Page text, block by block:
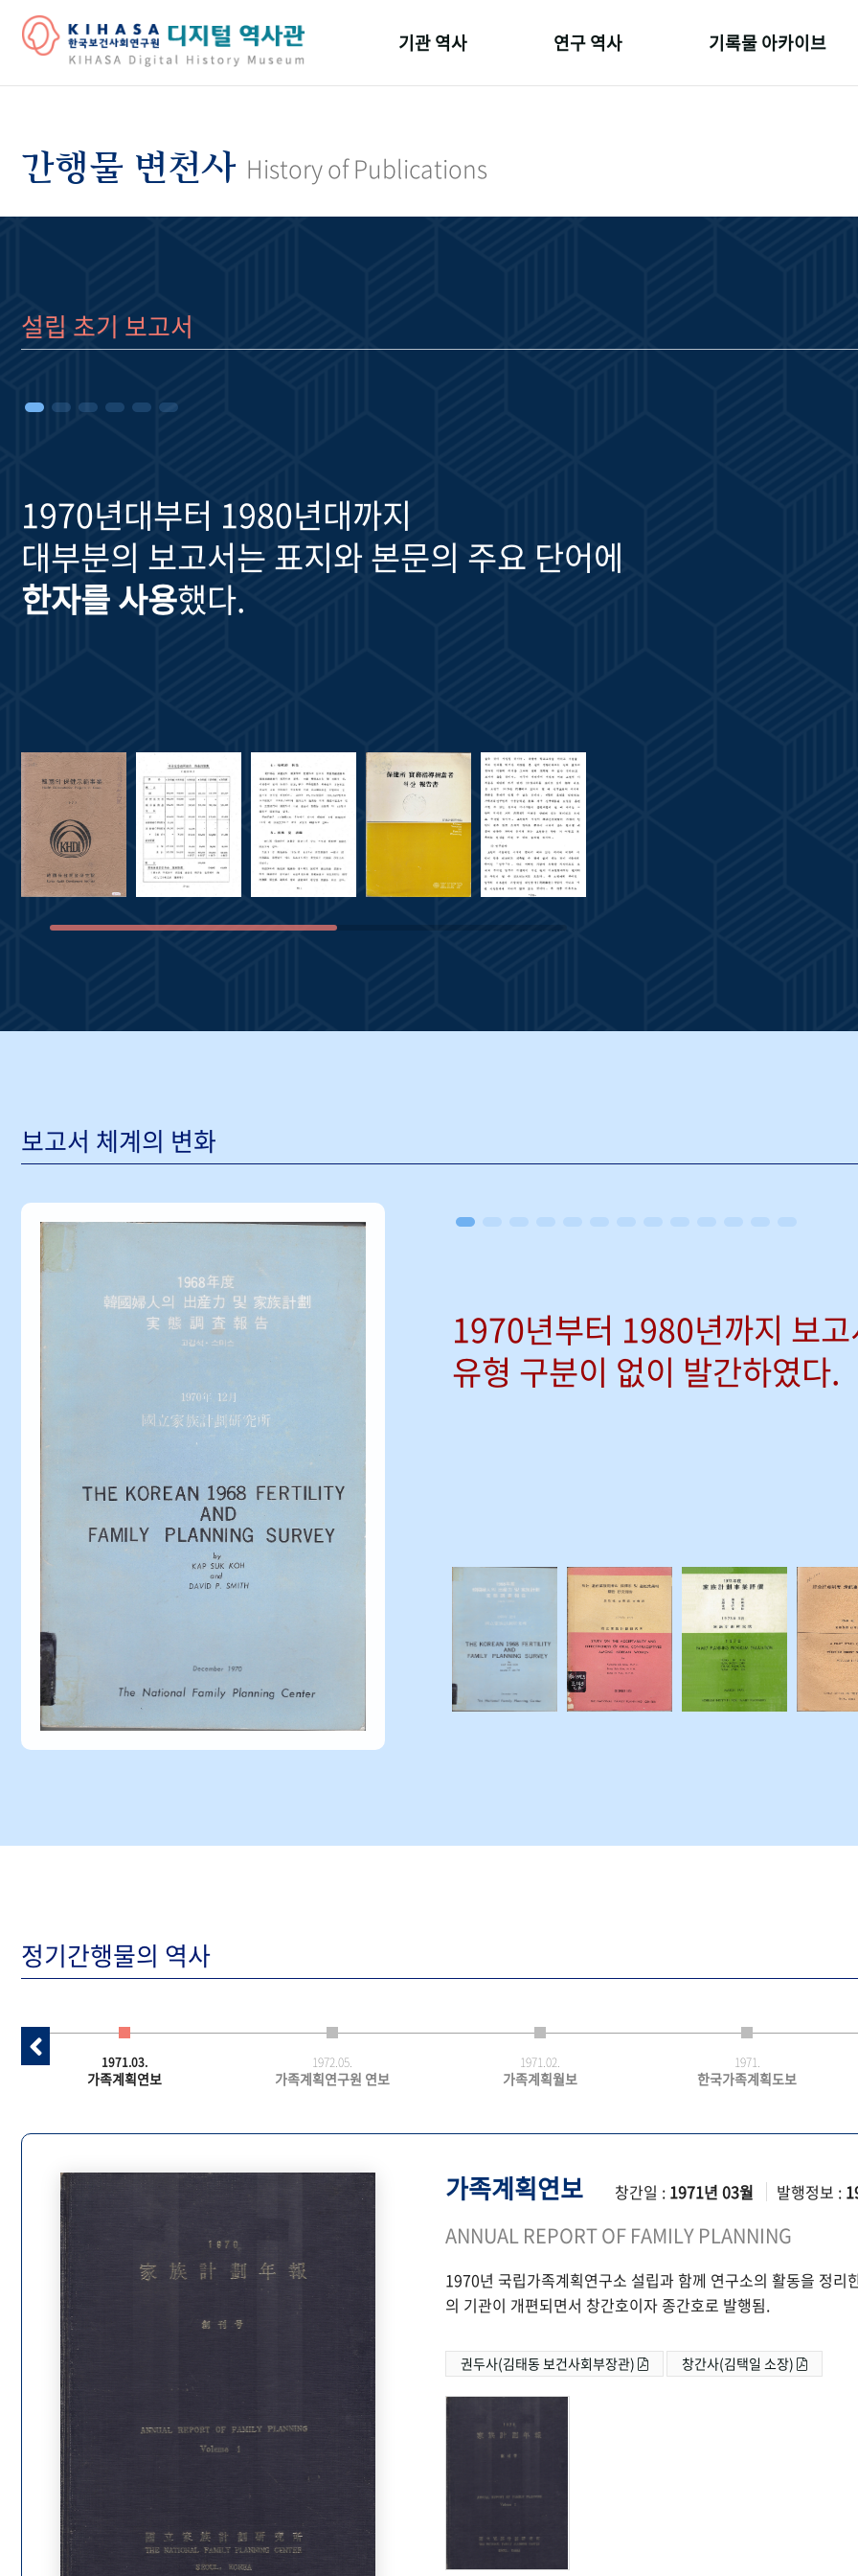
기관 역사
기관 변천사
연구 역사 기록물 아카이브
간행물 변천사 History of Publications
설립 초기 보고서
1970년대부터 1980년대까지
대부분의 보고서는 표지와 본문의 주요 단어에
한자를 사용했다.
보고서 체계의 변화
1970년부터 1980년까지 보
유형 구분이 없이 발간하였다.
정기간행물의 역사
1971.03.
가족계획연보
1972.05.
가족계획연구원 연보
1971.02.
가족계획월보
1971.
한국가족계획도보
가족계획연보 창간일 : 1971년 03월 발행정보 :
ANNUAL REPORT OF FAMILY PLANNING
1970년 국립가족계획연구소 설립과 함께 연구소의 활동을 정
의 기관이 개편되면서 창간호이자 종간호로 발행됨.
권두사(김태동 보건사회부장관) 창간사(김택일 소장)